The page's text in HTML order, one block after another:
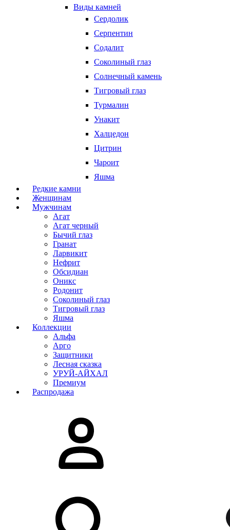
Виды камней
Сердолик
Серпентин
Содалит
Соколиный глаз
Солнечный камень
Тигровый глаз
Турмалин
Унакит
Халцедон
Цитрин
Чароит
Яшма
Редкие камни
Женщинам
Мужчинам
Агат
Агат черный
Бычий глаз
Гранат
Ларвикит
Нефрит
Обсидиан
Оникс
Родонит
Соколиный глаз
Тигровый глаз
Яшма
Коллекции
Альфа
Арго
Защитники
Лесная сказка
УРУЙ-АЙХАЛ
Премиум
Распродажа